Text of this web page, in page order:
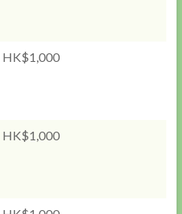
HK$1,000
HK$1,000